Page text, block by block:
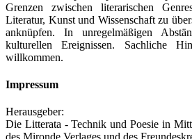
Grenzen zwischen literarischen
Literatur, Kunst und Wissenschaft zu
anknüpfen. In unregelmäßigen
kulturellen Ereignissen. Sachliche
willkommen.
Impressum
Herausgeber:
Die Litterata - Technik und Poesie in